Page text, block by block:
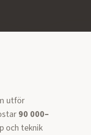
utför
90 000–
och teknik